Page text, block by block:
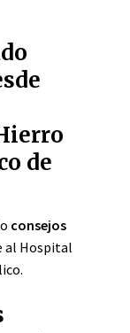
de
consejos
al Hospital